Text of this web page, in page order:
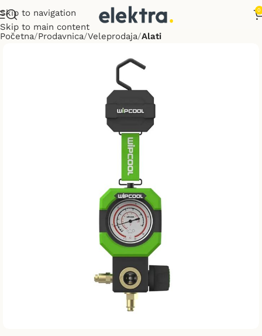
Skip to navigation
Skip to main content
0
Početna Prodavnica Veleprodaja Alati